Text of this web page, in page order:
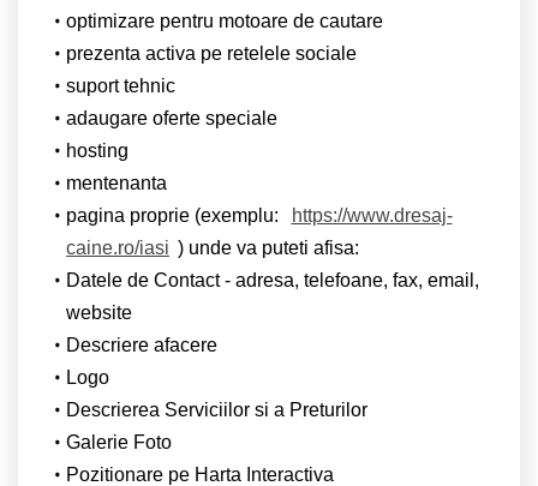
optimizare pentru motoare de cautare
prezenta activa pe retelele sociale
suport tehnic
adaugare oferte speciale
hosting
mentenanta
pagina proprie (exemplu:
https://www.dresaj-
caine.ro/iasi ) unde va puteti afisa:
Datele de Contact - adresa, telefoane, fax, email,
website
Descriere afacere
Logo
Descrierea Serviciilor si a Preturilor
Galerie Foto
Pozitionare pe Harta Interactiva